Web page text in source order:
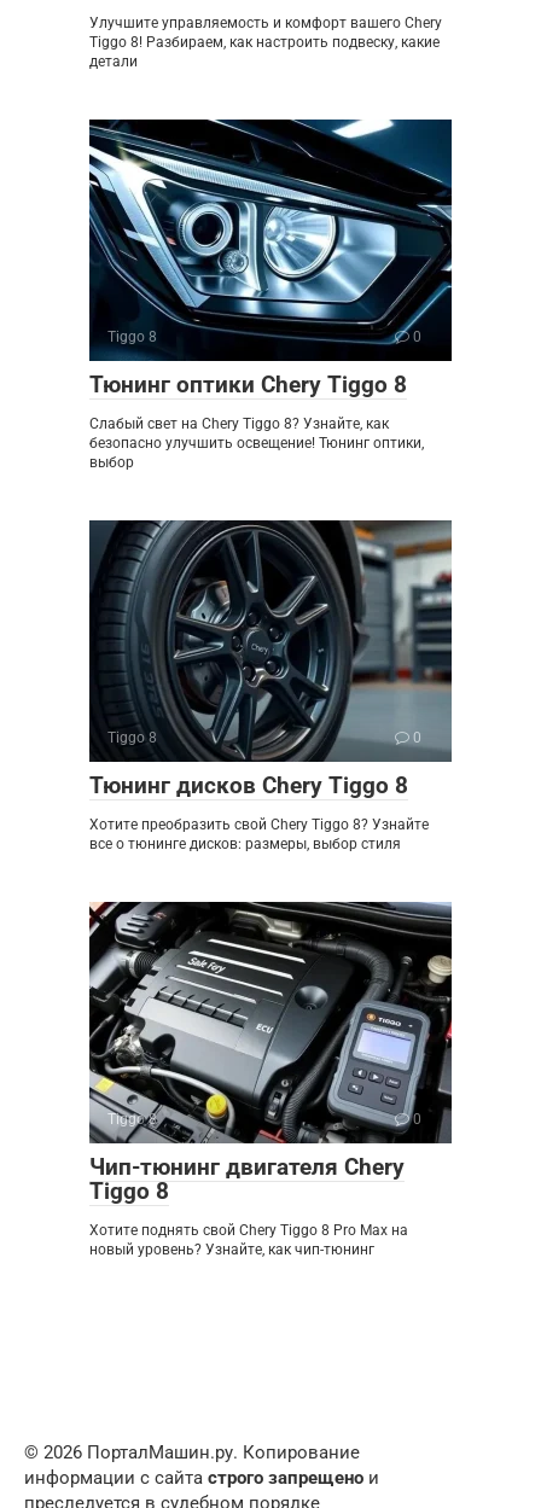
Улучшите управляемость и комфорт вашего Chery
Tiggo 8! Разбираем, как настроить подвеску, какие
детали
Tiggo 8 0
Тюнинг оптики Chery Tiggo 8
Слабый свет на Chery Tiggo 8? Узнайте, как
безопасно улучшить освещение! Тюнинг оптики,
выбор
Tiggo 8 0
Тюнинг дисков Chery Tiggo 8
Хотите преобразить свой Chery Tiggo 8? Узнайте
все о тюнинге дисков: размеры, выбор стиля
Tiggo 8 0
Чип-тюнинг двигателя Chery
Tiggo 8
Хотите поднять свой Chery Tiggo 8 Pro Max на
новый уровень? Узнайте, как чип-тюнинг
© 2026 ПорталМашин.ру. Копирование
информации с сайта строго запрещено и
преследуется в судебном порядке